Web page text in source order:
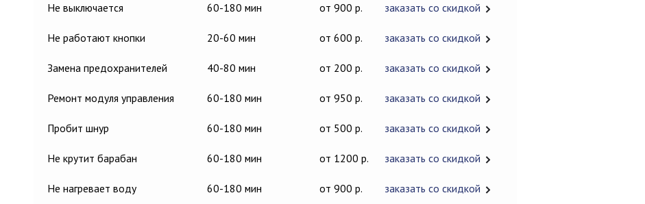
Не выключается 60-180 мин от 900 р. заказать со скидкой
Не работают кнопки 20-60 мин от 600 р. заказать со скидкой
Замена предохранителей 40-80 мин от 200 р. заказать со скидкой
Ремонт модуля управления 60-180 мин от 950 р. заказать со скидкой
Пробит шнур 60-180 мин от 500 р. заказать со скидкой
Не крутит барабан 60-180 мин от 1200 р. заказать со скидкой
Не нагревает воду 60-180 мин от 900 р. заказать со скидкой